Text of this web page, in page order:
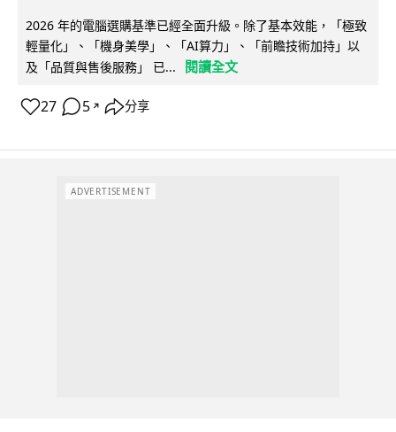
2026 年的電腦選購基準已經全面升級。除了基本效能，「極致
輕量化」、「機身美學」、「AI算力」、「前瞻技術加持」以
及「品質與售後服務」 已...
閱讀全文
27 5 ↗ 分享
ADVERTISEMENT